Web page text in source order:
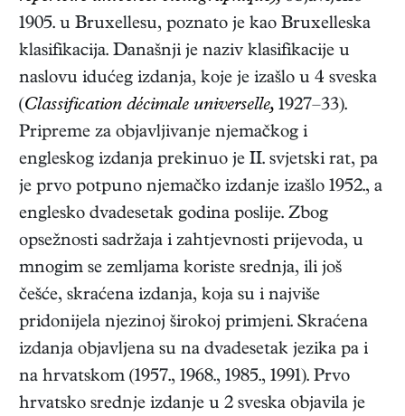
1905. u Bruxellesu, poznato je kao Bruxelleska
klasifikacija. Današnji je naziv klasifikacije u
naslovu idućeg izdanja, koje je izašlo u 4 sveska
(Classification décimale universelle, 1927–33).
Pripreme za objavljivanje njemačkog i
engleskog izdanja prekinuo je II. svjetski rat, pa
je prvo potpuno njemačko izdanje izašlo 1952., a
englesko dvadesetak godina poslije. Zbog
opsežnosti sadržaja i zahtjevnosti prijevoda, u
mnogim se zemljama koriste srednja, ili još
češće, skraćena izdanja, koja su i najviše
pridonijela njezinoj širokoj primjeni. Skraćena
izdanja objavljena su na dvadesetak jezika pa i
na hrvatskom (1957., 1968., 1985., 1991). Prvo
hrvatsko srednje izdanje u 2 sveska objavila je